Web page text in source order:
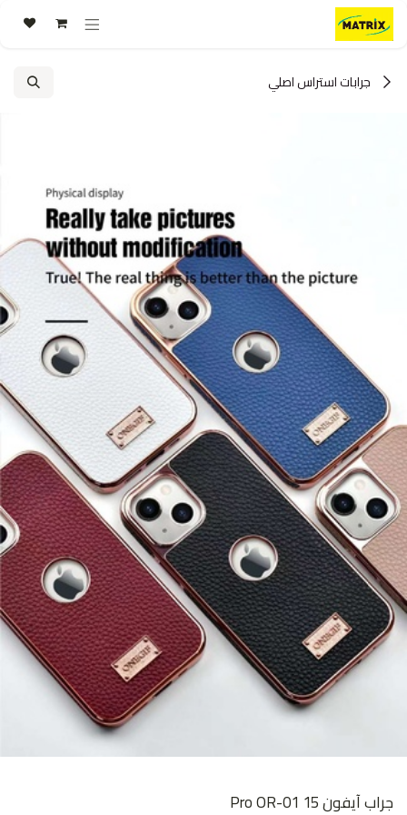
تخطي للذهاب إلى المحتوى
جرابات استراس اصلي
جراب آيفون 15 Pro OR-01